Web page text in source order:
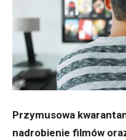
Przymusowa
nadrobienie filmów